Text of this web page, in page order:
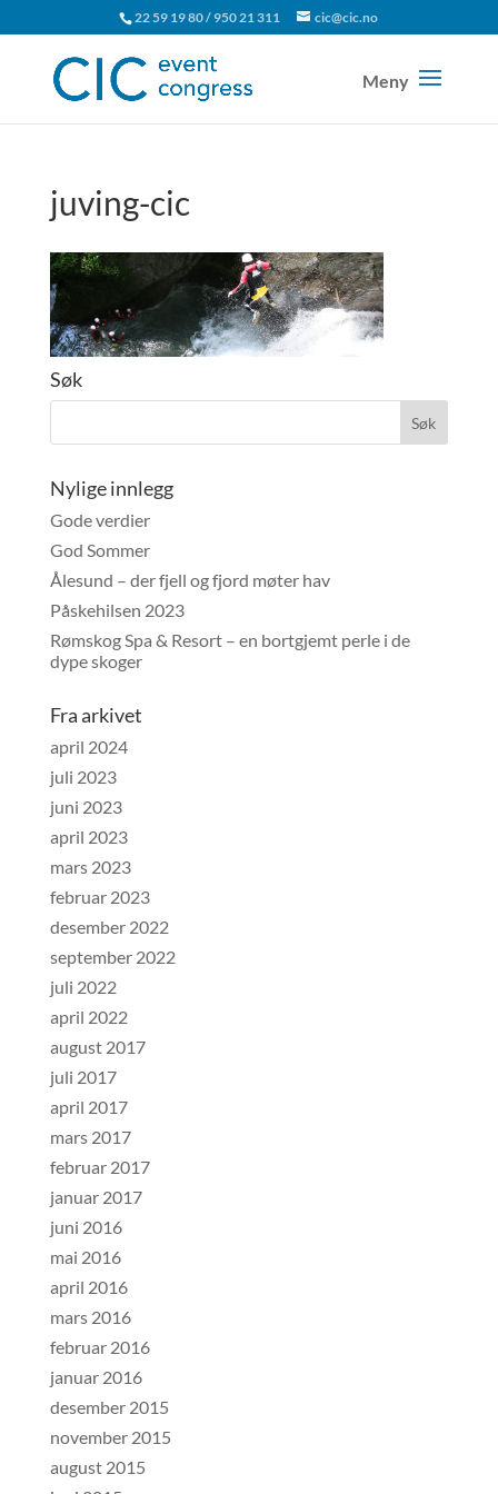
22 59 19 80 / 950 21 311 cic@cic.no
juving-cic
Søk
Nylige innlegg
Gode verdier
God Sommer
Ålesund – der fjell og fjord møter hav
Påskehilsen 2023
Rømskog Spa & Resort – en bortgjemt perle i de
dype skoger
Fra arkivet
april 2024
juli 2023
juni 2023
april 2023
mars 2023
februar 2023
desember 2022
september 2022
juli 2022
april 2022
august 2017
juli 2017
april 2017
mars 2017
februar 2017
januar 2017
juni 2016
mai 2016
april 2016
mars 2016
februar 2016
januar 2016
desember 2015
november 2015
august 2015